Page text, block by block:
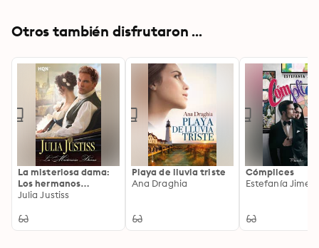
Otros también disfrutaron ...
La misteriosa dama:
Los hermanos
Ransleigh (2)
Julia Justiss
Playa de lluvia triste
Ana Draghia
Cómplices
Estefanía